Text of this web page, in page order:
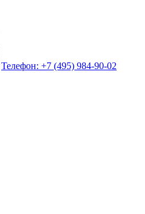
Телефон: +7 (495) 984-90-02